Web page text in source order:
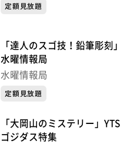
定額見放題
「達人のスゴ技！鉛筆彫刻」
水曜情報局
水曜情報局
定額見放題
「大岡山のミステリー」YTS
ゴジダス特集